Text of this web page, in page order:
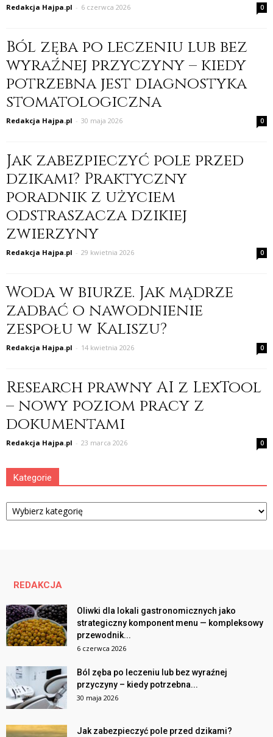
Redakcja Hajpa.pl - 6 czerwca 2026 0
Ból zęba po leczeniu lub bez
wyraźnej przyczyny – kiedy
potrzebna jest diagnostyka
stomatologiczna
Redakcja Hajpa.pl - 30 maja 2026 0
Jak zabezpieczyć pole przed
dzikami? Praktyczny
poradnik z użyciem
odstraszacza dzikiej
zwierzyny
Redakcja Hajpa.pl - 29 kwietnia 2026 0
Woda w biurze. Jak mądrze
zadbać o nawodnienie
zespołu w Kaliszu?
Redakcja Hajpa.pl - 14 kwietnia 2026 0
Research prawny AI z LexTool
– nowy poziom pracy z
dokumentami
Redakcja Hajpa.pl - 23 marca 2026 0
Kategorie
Kategorie
REDAKCJA
Oliwki dla lokali gastronomicznych jako
strategiczny komponent menu — kompleksowy
przewodnik...
6 czerwca 2026
Ból zęba po leczeniu lub bez wyraźnej
przyczyny – kiedy potrzebna...
30 maja 2026
Jak zabezpieczyć pole przed dzikami?